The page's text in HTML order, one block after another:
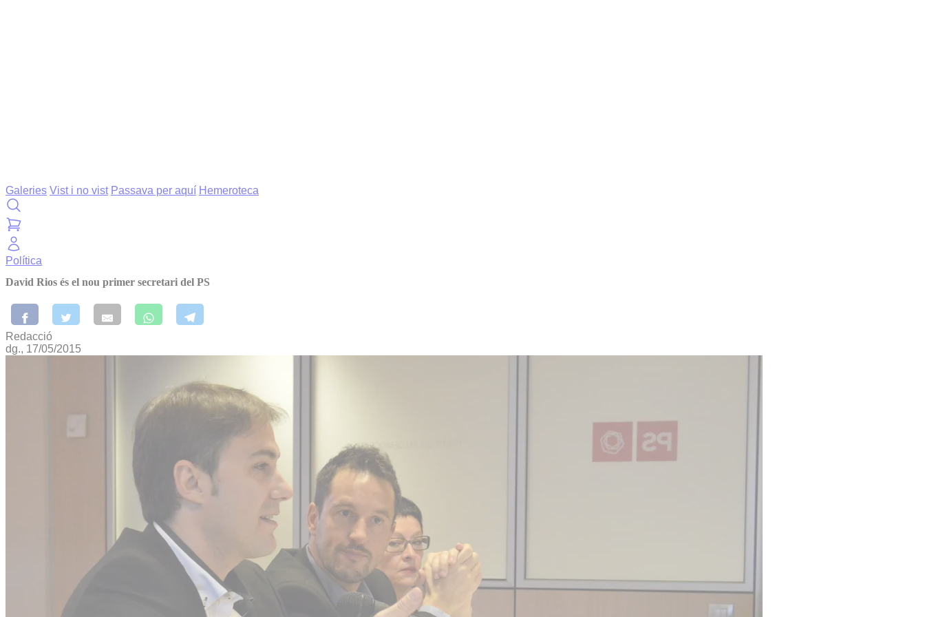
Galeries Vist i no vist Passava per aquí Hemeroteca
Política
David Rios és el nou primer secretari del PS
Redacció
dg., 17/05/2015